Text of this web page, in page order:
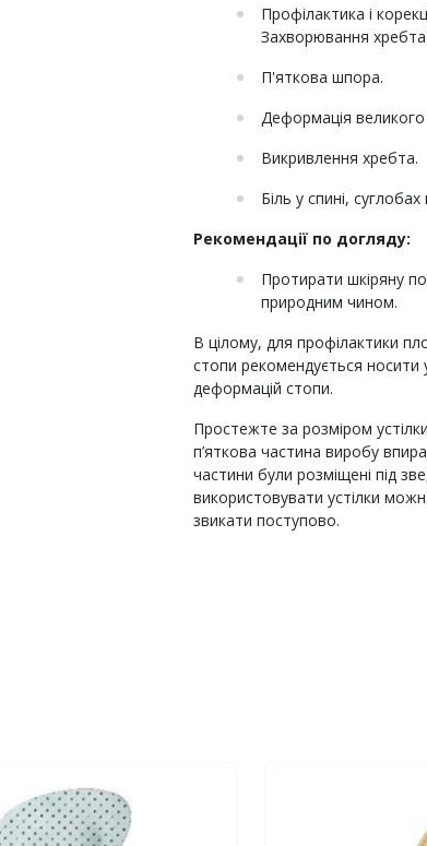
Профілактика і
Захворювання хребта
П'яткова шпора.
Деформація
Викривлення хребта.
Біль у спині, суглобах
Рекомендації по догляду:
Протирати шкіряну
природним чином.
В цілому, для профілактики
стопи рекомендується носити
деформацій стопи.
Простежте за розміром
п’яткова частина виробу
частини були розміщені під
використовувати устілки
звикати поступово.